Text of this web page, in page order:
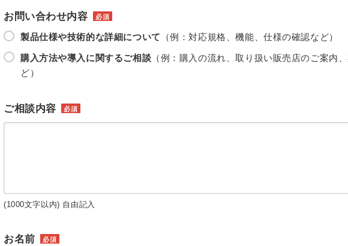
お問い合わせ内容 必須
製品仕様や技術的な詳細について （例：対応規格、機能、仕様の確認など）
購入方法や導入に関するご相談 （例：購入の流れ、取り扱い販売店のご案内
ど）
ご相談内容 必須
(1000文字以内) 自由記入
お名前 必須